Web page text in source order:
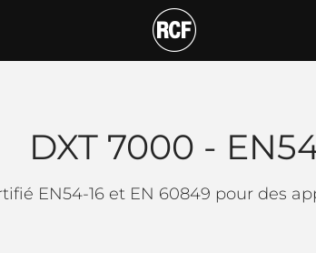
DXT 7000 -
EN54-16 et EN 60849 pour des